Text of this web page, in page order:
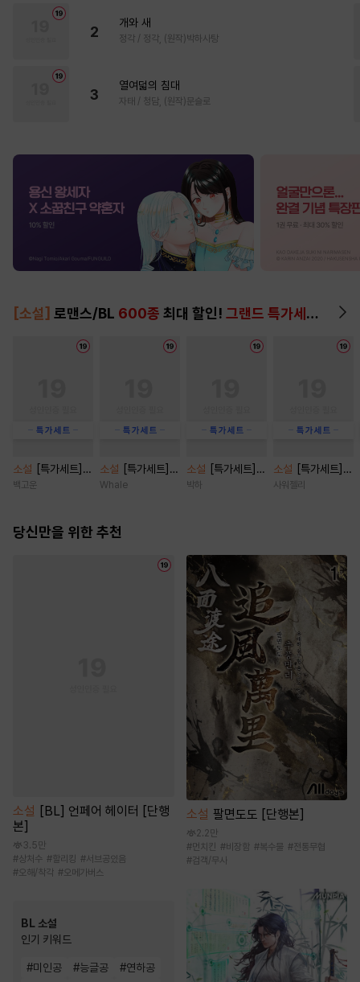
2
개와 새
정각 / 정각, (원작)박하사탕
3
열여덟의 침대
자태 / 청담, (원작)문슬로
[소설] 로맨스/BL 600종 최대 할인! 그랜드 특가세트
소설
[특가세트]
아내 파업 [삽화
백고운
소설
[특가세트]
시나몬 캔디 [단행
Whale
소설
[특가세트]
관계의 밀도 [단행
박하
소설
[특가세트]
[BL] 꿈속 침대 위
사워젤리
당신만을 위한 추천
소설 [BL] 언페어 헤이터 [단행
본]
3.5만
#상처수 #할리킹 #서브공있음
#오해/착각 #오메가버스
BL 소설
인기 키워드
#미인공 #능글공 #연하공
소설 팔면도도 [단행본]
2.2만
#먼치킨 #비장함 #복수물 #전통무협
#검객/무사